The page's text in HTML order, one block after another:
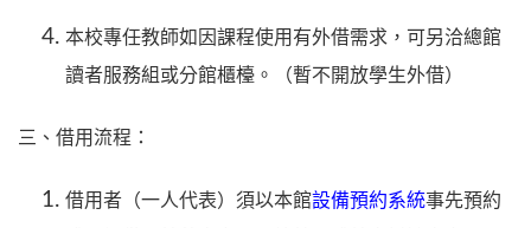
本校專任教師如因課程使用有外借需求，可另洽總館
讀者服務組或分館櫃檯。（暫不開放學生外借）
三、借用流程：
借用者（一人代表）須以本館設備預約系統事先預約